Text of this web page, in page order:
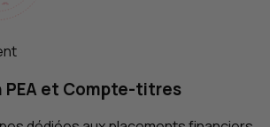
PEA et Compte-titres